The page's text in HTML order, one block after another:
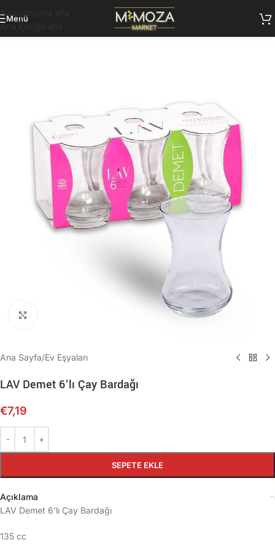
Navigasyona atla
Ana içeriğe atla
Menü
Ana Sayfa/Ev Eşyaları
LAV Demet 6’lı Çay Bardağı
€7,19
SEPETE EKLE
Açıklama
LAV Demet 6’lı Çay Bardağı
135 cc